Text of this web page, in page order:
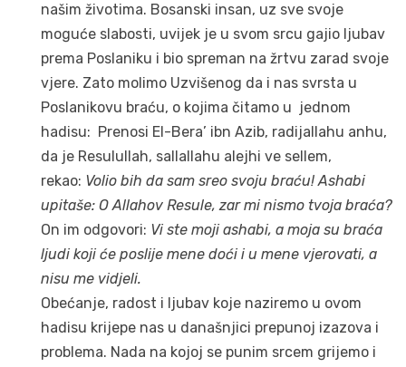
našim životima. Bosanski insan, uz sve svoje
moguće slabosti, uvijek je u svom srcu gajio ljubav
prema Poslaniku i bio spreman na žrtvu zarad svoje
vjere. Zato molimo Uzvišenog da i nas svrsta u
Poslanikovu braću, o kojima čitamo u jednom
hadisu: Prenosi El-Bera’ ibn Azib, radijallahu anhu,
da je Resulullah, sallallahu alejhi ve sellem,
rekao: Volio bih da sam sreo svoju braću! Ashabi
upitaše: O Allahov Resule, zar mi nismo tvoja braća?
On im odgovori: Vi ste moji ashabi, a moja su braća
ljudi koji će poslije mene doći i u mene vjerovati, a
nisu me vidjeli.
Obećanje, radost i ljubav koje naziremo u ovom
hadisu krijepe nas u današnjici prepunoj izazova i
problema. Nada na kojoj se punim srcem grijemo i